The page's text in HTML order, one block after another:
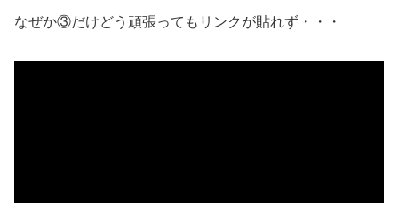
なぜか③だけどう頑張ってもリンクが貼れず・・・